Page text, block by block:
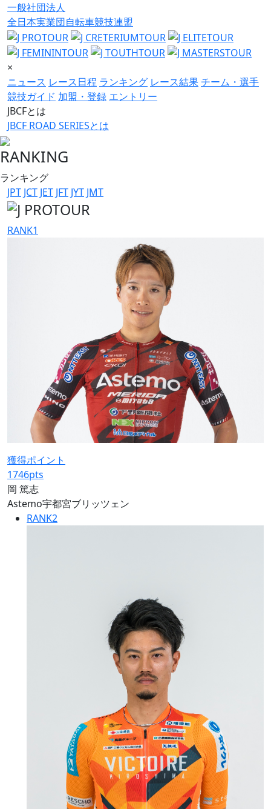
一般社団法人
全日本実業団自転車競技連盟
×
ニュース レース日程 ランキング レース結果チーム・選手
競技ガイド 加盟・登録 エントリー
JBCFとは
JBCF ROAD SERIESとは
RANKING
ランキング
JPT JCT JET JFT JYT JMT
RANK1
獲得ポイント
1746pts
岡 篤志
Astemo宇都宮ブリッツェン
RANK2